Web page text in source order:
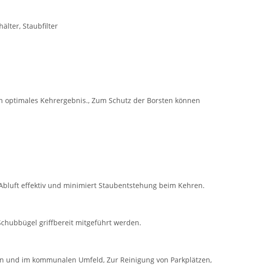
Staubfilter
Kehrergebnis., Zum Schutz der Borsten können
effektiv und minimiert Staubentstehung beim Kehren.
griffbereit mitgeführt werden.
im kommunalen Umfeld, Zur Reinigung von Parkplätzen,